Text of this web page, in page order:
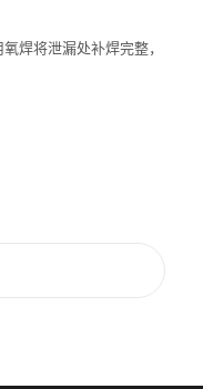
焊将泄漏处补焊完整，